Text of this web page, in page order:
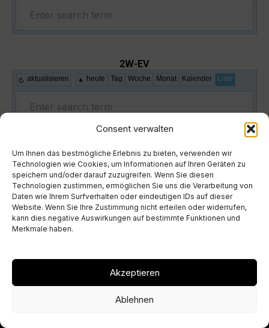
Consent verwalten
Um Ihnen das bestmögliche Erlebnis zu bieten, verwenden wir
Technologien wie Cookies, um Informationen auf Ihren Geräten zu
speichern und/oder darauf zuzugreifen. Wenn Sie diesen
Technologien zustimmen, ermöglichen Sie uns die Verarbeitung von
Daten wie Ihrem Surfverhalten oder eindeutigen IDs auf dieser
Website. Wenn Sie Ihre Zustimmung nicht erteilen oder widerrufen,
kann dies negative Auswirkungen auf bestimmte Funktionen und
Merkmale haben.
Akzeptieren
Ablehnen
2W-EV
aktualisieren heute Tag Woche Monat Kalender Liste
Copyright © 2026 Can-Am-Demo-Experience-de